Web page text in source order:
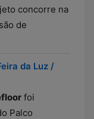
concorre na
de
da Luz /
foi
Palco